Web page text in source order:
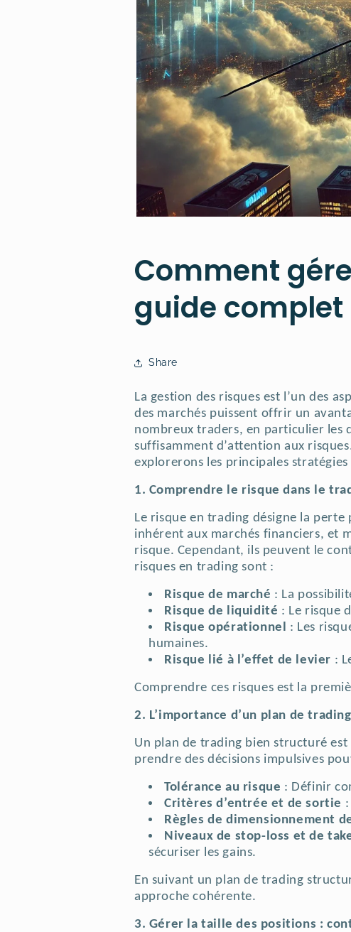
Comment
guide complet
Share
La gestion des risques est l’un des
des marchés puissent offrir un
nombreux traders, en particulier les
suffisamment d’attention aux
explorerons les principales
1. Comprendre le risque dans le
Le risque en trading désigne la
inhérent aux marchés financiers, et
risque. Cependant, ils peuvent le
risques en trading sont :
Risque de marché : La
Risque de liquidité : Le risque
Risque opérationnel
: Les
humaines.
Risque lié à l’effet de levier :
Comprendre ces risques est la
2. L’importance d’un plan de trading
Un plan de trading bien structuré
prendre des décisions impulsives
Tolérance au risque : Définir
Critères d’entrée et de sortie
Règles de dimensionnement
Niveaux de stop-loss et de
sécuriser les gains.
En suivant un plan de trading
approche cohérente.
3. Gérer la taille des positions :